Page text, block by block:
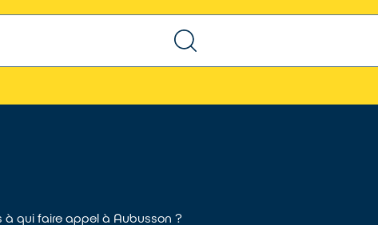
à qui faire appel à Aubusson ?